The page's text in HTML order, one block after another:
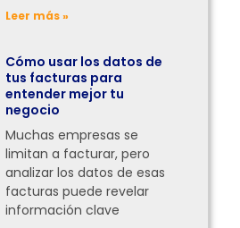
Leer más »
Cómo usar los datos de
tus facturas para
entender mejor tu
negocio
Muchas empresas se
limitan a facturar, pero
analizar los datos de esas
facturas puede revelar
información clave